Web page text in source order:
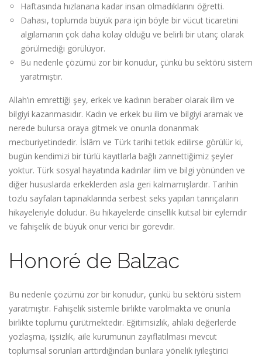
Haftasında hızlanana kadar insan olmadıklarını öğretti.
Dahası, toplumda büyük para için böyle bir vücut ticaretini
algılamanın çok daha kolay olduğu ve belirli bir utanç olarak
görülmediği görülüyor.
Bu nedenle çözümü zor bir konudur, çünkü bu sektörü sistem
yaratmıştır.
Allah’ın emrettiği şey, erkek ve kadının beraber olarak ilim ve
bilgiyi kazanmasıdır. Kadın ve erkek bu ilim ve bilgiyi aramak ve
nerede bulursa oraya gitmek ve onunla donanmak
mecburiyetindedir. İslâm ve Türk tarihi tetkik edilirse görülür ki,
bugün kendimizi bir türlü kayıtlarla bağlı zannettiğimiz şeyler
yoktur. Türk sosyal hayatında kadınlar ilim ve bilgi yönünden ve
diğer hususlarda erkeklerden asla geri kalmamışlardır. Tarihin
tozlu sayfaları tapınaklarında serbest seks yapılan tanrıçaların
hikayeleriyle doludur. Bu hikayelerde cinsellik kutsal bir eylemdir
ve fahişelik de büyük onur verici bir görevdir.
Honoré de Balzac
Bu nedenle çözümü zor bir konudur, çünkü bu sektörü sistem
yaratmıştır. Fahişelik sistemle birlikte varolmakta ve onunla
birlikte toplumu çürütmektedir. Eğitimsizlik, ahlaki değerlerde
yozlaşma, işsizlik, aile kurumunun zayıflatılması mevcut
toplumsal sorunları arttırdığından bunlara yönelik iyileştirici